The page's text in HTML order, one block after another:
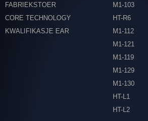
FABRIEKSTOER
CORE TECHNOLOGY
KWALIFIKASJE EAR
M1-103
HT-R6
M1-112
M1-121
M1-119
M1-129
M1-130
HT-L1
HT-L2